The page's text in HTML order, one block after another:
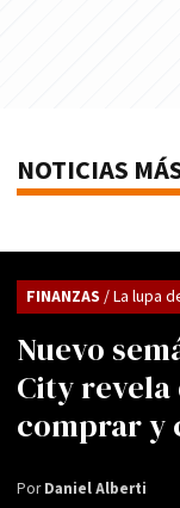
NOTICIAS
Nuevo
City
comprar y
FINANZAS / La lupa
PorDaniel Alberti